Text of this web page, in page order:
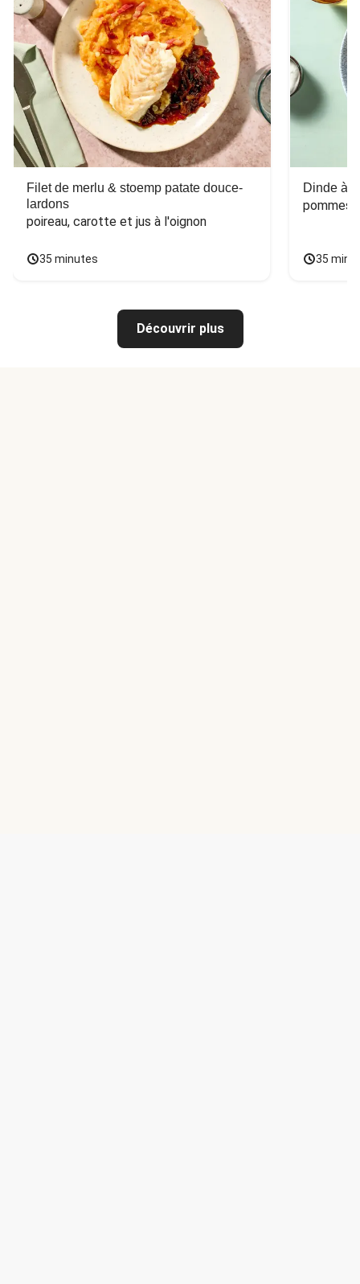
Filet de merlu & stoemp patate douce-
lardons
poireau, carotte et jus à l'oignon
35 minutes
Dinde à
pommes
35
Découvrir plus